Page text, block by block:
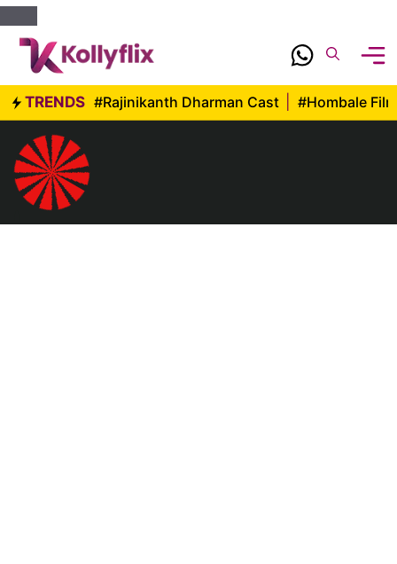
Skip
content
TRENDS #Rajinikanth Dharman Cast #Hombale